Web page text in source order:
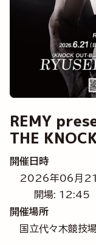
REMY
THE
開催日時
2026年06月21
開場: 12:45
開催場所
国立代々木競技